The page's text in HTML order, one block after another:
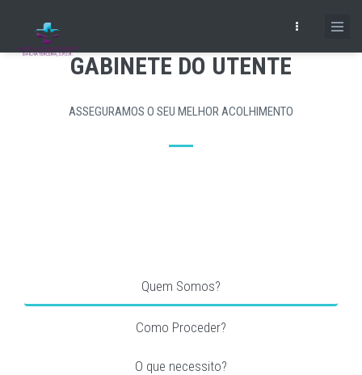
main
GABINETE DO UTENTE
ASSEGURAMOS O SEU MELHOR ACOLHIMENTO
Quem Somos?
Como Proceder?
O que necessito?